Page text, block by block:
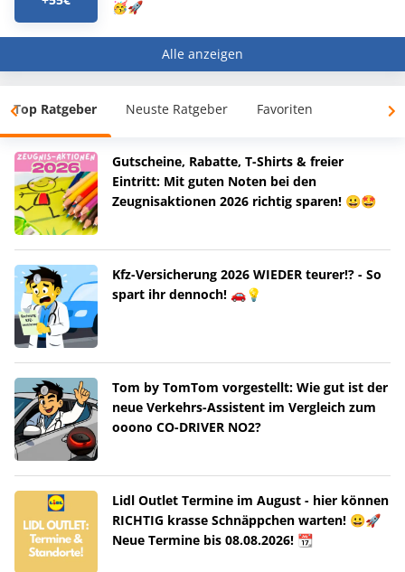
🥳🚀
Alle anzeigen
Top Ratgeber Neuste Ratgeber Favoriten
Gutscheine, Rabatte, T-Shirts & freier
Eintritt: Mit guten Noten bei den
Zeugnisaktionen 2026 richtig sparen! 😀🤩
Kfz-Versicherung 2026 WIEDER teurer!? - So
spart ihr dennoch! 🚗💡
Tom by TomTom vorgestellt: Wie gut ist der
neue Verkehrs-Assistent im Vergleich zum
ooono CO-DRIVER NO2?
Lidl Outlet Termine im August - hier können
RICHTIG krasse Schnäppchen warten! 😀🚀
Neue Termine bis 08.08.2026! 📆